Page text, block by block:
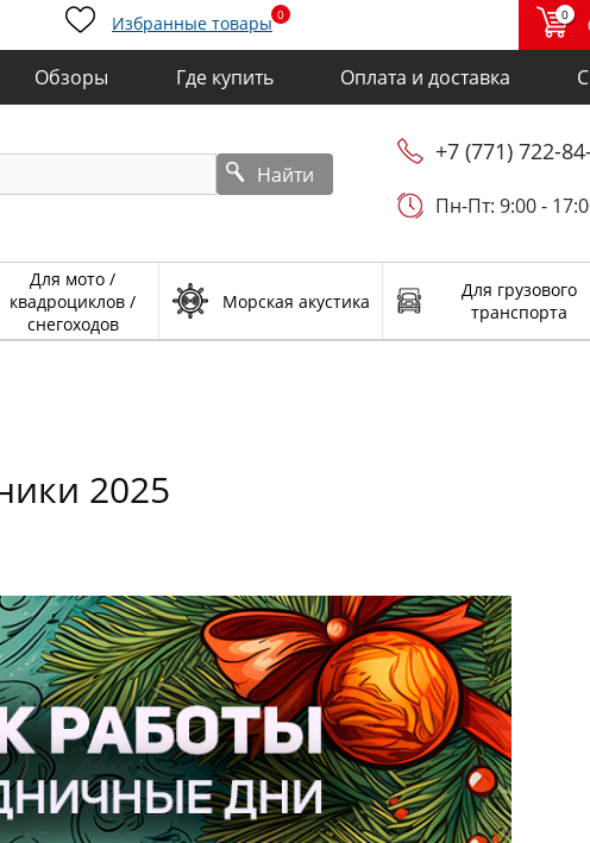
Избранные товары 0 0
Обзоры Где купить Оплата и доставка
Найти
+7 (771) 722-
Пн-Пт: 9:00 -
Для мото /
квадроциклов /
снегоходов
Морская акустика
Для грузового
транспорта
2025